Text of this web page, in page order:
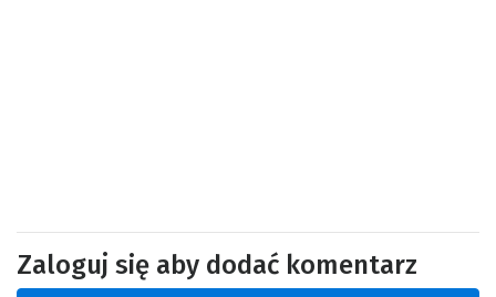
Zaloguj się aby dodać komentarz